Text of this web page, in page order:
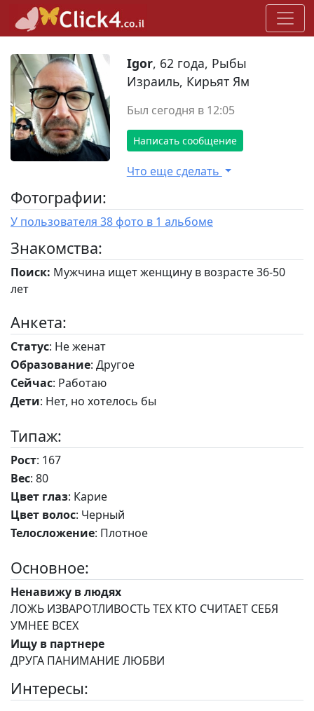
Igor, 62 года, Рыбы
Израиль, Кирьят Ям
Был сегодня в 12:05
Написать сообщение
Что еще сделать
Фотографии:
У пользователя 38 фото в 1 альбоме
Знакомства:
Поиск: Мужчина ищет женщину в возрасте 36-50
лет
Анкета:
Статус: Не женат
Образование: Другое
Сейчас: Работаю
Дети: Нет, но хотелось бы
Типаж:
Рост: 167
Вес: 80
Цвет глаз: Карие
Цвет волос: Черный
Телосложение: Плотное
Основное:
Ненавижу в людях
ЛОЖЬ ИЗВАРОТЛИВОСТЬ ТЕХ КТО СЧИТАЕТ СЕБЯ
УМНЕЕ ВСЕХ
Ищу в партнере
ДРУГА ПАНИМАНИЕ ЛЮБВИ
Интересы: